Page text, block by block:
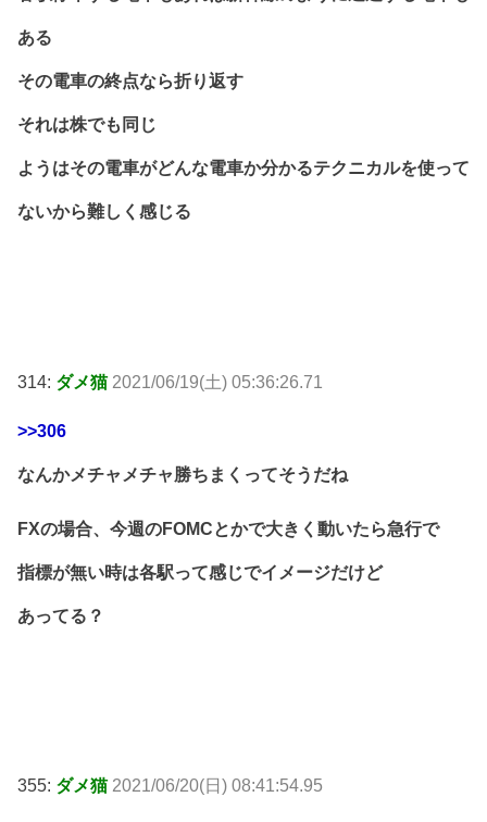
ある
その電車の終点なら折り返す
それは株でも同じ
ようはその電車がどんな電車か分かるテクニカルを使って
ないから難しく感じる
314: ダメ猫 2021/06/19(土) 05:36:26.71
>>306
なんかメチャメチャ勝ちまくってそうだね
FXの場合、今週のFOMCとかで大きく動いたら急行で
指標が無い時は各駅って感じでイメージだけど
あってる？
355: ダメ猫 2021/06/20(日) 08:41:54.95